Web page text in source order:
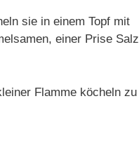
sie in einem Topf mit
einer Prise Salz
Flamme köcheln zu